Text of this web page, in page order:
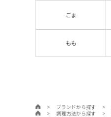
ごま
もも
> ブランドから探す >
>
調理方法から探す >